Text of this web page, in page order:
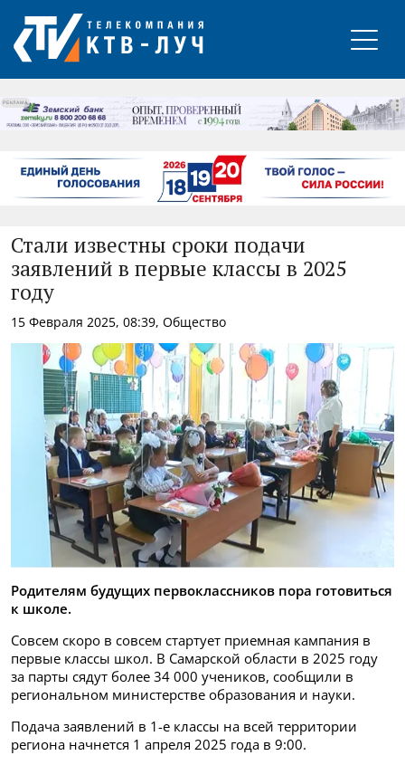
РЕКЛАМА
Стали известны сроки подачи
заявлений в первые классы в 2025
году
15 Февраля 2025, 08:39, Общество
Родителям будущих первоклассников пора готовиться
к школе.
Совсем скоро в совсем стартует приемная кампания в
первые классы школ. В Самарской области в 2025 году
за парты сядут более 34 000 учеников, сообщили в
региональном министерстве образования и науки.
Подача заявлений в 1-е классы на всей территории
региона начнется 1 апреля 2025 года в 9:00.